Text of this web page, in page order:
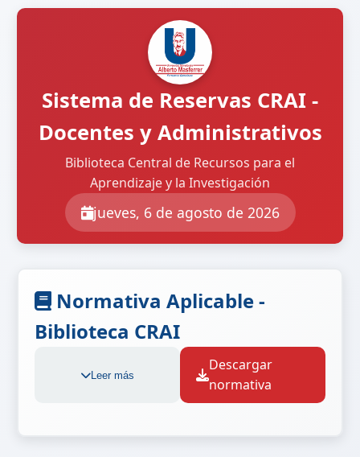
Sistema de Reservas CRAI -
Docentes y Administrativos
Biblioteca Central de Recursos para el
Aprendizaje y la Investigación
jueves, 6 de agosto de 2026
Normativa Aplicable -
Biblioteca CRAI
Leer más
Descargar
normativa